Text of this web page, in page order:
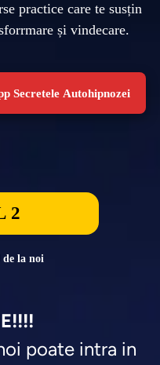
practice care te susțin
și vindecare.
Secretele Autohipnozei
2
la noi
poate intra in